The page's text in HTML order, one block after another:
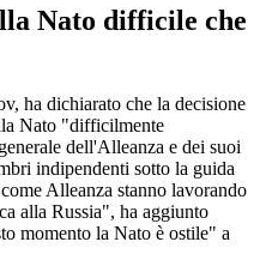
Nato difficile che
ha dichiarato che la decisione
Nato "difficilmente
dell'Alleanza e dei suoi
indipendenti sotto la guida
Alleanza stanno lavorando
alla Russia", ha aggiunto
momento la Nato è ostile" a